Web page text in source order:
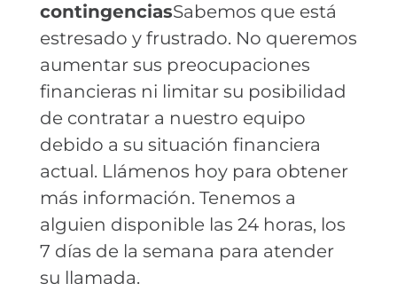
contingenciasSabemos que está
estresado y frustrado. No queremos
aumentar sus preocupaciones
financieras ni limitar su posibilidad
de contratar a nuestro equipo
debido a su situación financiera
actual. Llámenos hoy para obtener
más información. Tenemos a
alguien disponible las 24 horas, los
7 días de la semana para atender
su llamada.